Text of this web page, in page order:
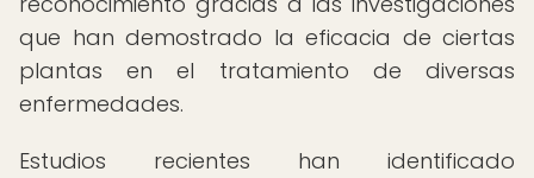
que han demostrado la eficacia de ciertas
plantas en el tratamiento de diversas
enfermedades.
Estudios recientes han identificado